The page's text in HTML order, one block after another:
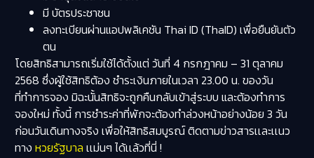
มี บัตรประชาชน
ลงทะเบียนผ่านแอปพลิเคชัน Thai ID (ThaID) เพื่อยืนยันตัว
ตน
โดยสิทธิสามารถเริ่มใช้ได้ตั้งแต่ วันที่ 4 กรกฎาคม – 31 ตุลาคม
2568 ซึ่งผู้ใช้สิทธิต้อง ชำระเงินภายในเวลา 23.00 น. ของวัน
ที่ทำการจอง มิฉะนั้นสิทธิจะถูกคืนกลับเข้าสู่ระบบ และต้องทำการ
จองใหม่ ทั้งนี้ การชำระค่าที่พักจะต้องทำล่วงหน้าอย่างน้อย 3 วัน
ก่อนวันเดินทางจริง เพื่อให้สิทธิสมบูรณ์ ติดตามข่าวสารเเละเเนว
ทาง หวยรัฐบาล เเม่นๆ ได้เเล้วที่นี่ !